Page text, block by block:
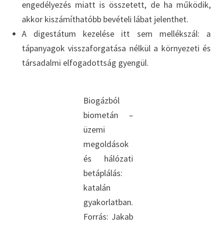
engedélyezés miatt is összetett, de ha működik,
akkor kiszámíthatóbb bevételi lábat jelenthet.
A digestátum kezelése itt sem mellékszál: a
tápanyagok visszaforgatása nélkül a környezeti és
társadalmi elfogadottság gyengül.
Biogázból
biometán –
üzemi
megoldások
és hálózati
betáplálás:
katalán
gyakorlatban.
Forrás: Jakab